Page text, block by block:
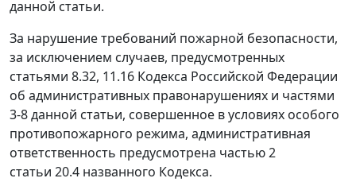
данной статьи.
За нарушение требований пожарной безопасности,
за исключением случаев, предусмотренных
статьями 8.32, 11.16 Кодекса Российской Федерации
об административных правонарушениях и частями
3-8данной статьи, совершенное в условиях особого
противопожарного режима, административная
ответственность предусмотрена частью 2
статьи 20.4 названного Кодекса.